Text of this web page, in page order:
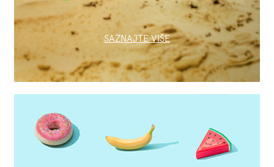
SAZNAJTE VIŠE